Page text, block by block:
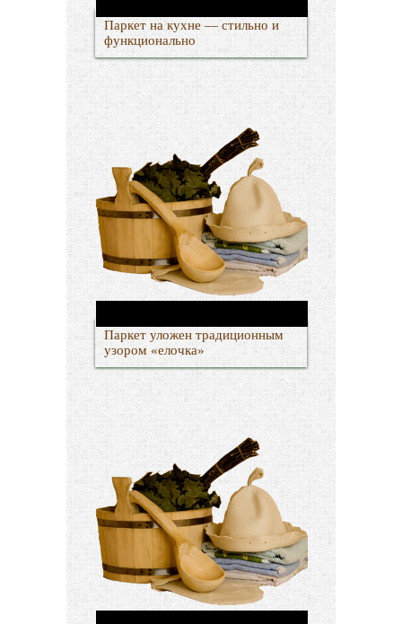
Паркет на кухне — стильно и
функционально
Паркет уложен традиционным
узором «елочка»